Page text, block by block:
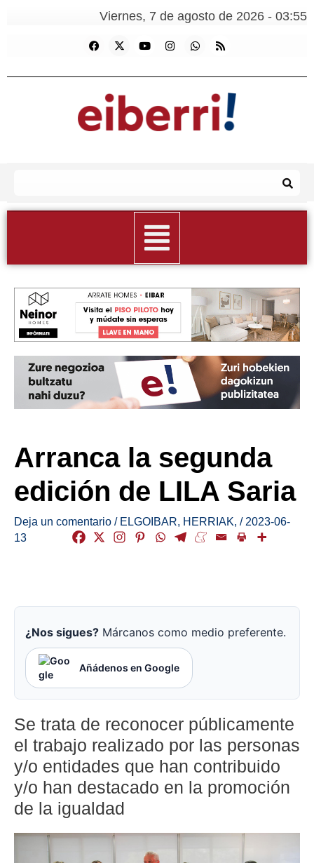
Viernes, 7 de agosto de 2026 - 03:55
Arranca la segunda
edición de LILA Saria
Deja un comentario / ELGOIBAR, HERRIAK, / 2023-06-
13
¿Nos sigues? Márcanos como medio preferente.
Añádenos en Google
Se trata de reconocer públicamente
el trabajo realizado por las personas
y/o entidades que han contribuido
y/o han destacado en la promoción
de la igualdad